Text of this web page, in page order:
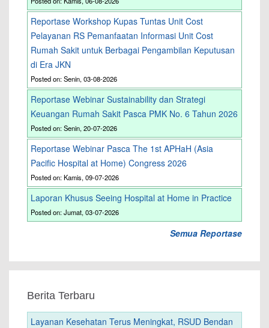
Reportase Workshop Kupas Tuntas Unit Cost
Pelayanan RS Pemanfaatan Informasi Unit Cost
Rumah Sakit untuk Berbagai Pengambilan Keputusan
di Era JKN
Posted on: Senin, 03-08-2026
Reportase Webinar Sustainability dan Strategi
Keuangan Rumah Sakit Pasca PMK No. 6 Tahun 2026
Posted on: Senin, 20-07-2026
Reportase Webinar Pasca The 1st APHaH (Asia
Pacific Hospital at Home) Congress 2026
Posted on: Kamis, 09-07-2026
Laporan Khusus Seeing Hospital at Home in Practice
Posted on: Jumat, 03-07-2026
Semua Reportase
Berita Terbaru
Layanan Kesehatan Terus Meningkat, RSUD Bendan